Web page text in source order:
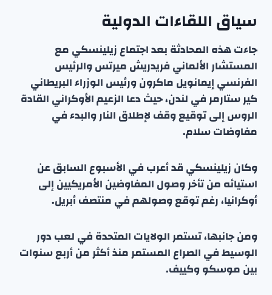
سياق اللقاءات الدولية
جاءت هذه المحادثة بعد اجتماع زيلينسكي مع
المستشار الألماني فريدريش ميرتس والرئيس
الفرنسي إيمانويل ماكرون ورئيس الوزراء البريطاني
كير ستارمر في لندن، حيث دعا الزعيم الأوكراني القادة
الروس إلى توقيع وقف لإطلاق النار والبدء في
مفاوضات سلام.
وكان زيلينسكي قد أعرب في الأسبوع السابق عن
استيائه من تأخر وصول المفاوضين الأمريكيين إلى
أوكرانيا، رغم توقع وصولهم في منتصف أبريل.
ومن جانبها، تستمر الولايات المتحدة في لعب دور
الوسيط في الصراع المستمر منذ أكثر من أربع سنوات
بين موسكو وكييف.